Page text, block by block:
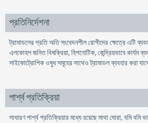
প্রতিনির্দেশনা
ট্রামাডলের প্রতি অতি সংবেদনশীল রোগীদের ক্ষেত্রে এটি
এলকোহল জনিত বিষক্রিয়া, হিপনোটিক, কেন্দ্রিয়ভাবে কার্যম
সাইকোট্রোপিক ওষুধ সমূহের সাথেও ট্রামাডল ব্যবহার করা
পার্শ্ব প্রতিক্রিয়া
সাধারণ পার্শ্ব প্রতিক্রিয়ার মধ্যে রয়েছে মাথা ঘোরা, বমি বমি